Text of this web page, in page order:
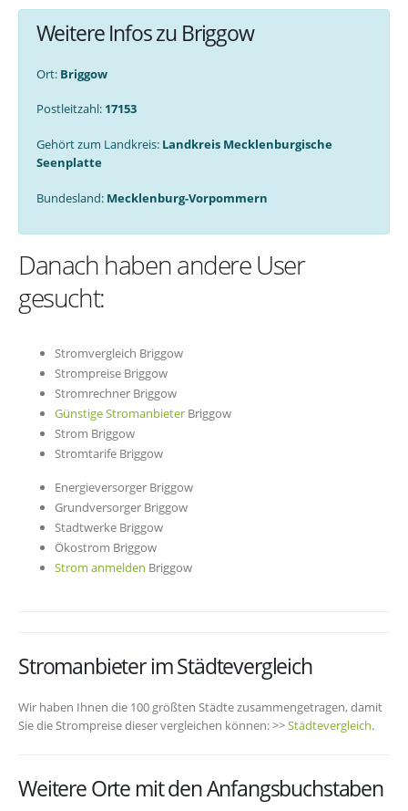
Weitere Infos zu Briggow
Ort: Briggow
Postleitzahl: 17153
Gehört zum Landkreis: Landkreis Mecklenburgische
Seenplatte
Bundesland: Mecklenburg-Vorpommern
Danach haben andere User
gesucht:
Stromvergleich Briggow
Strompreise Briggow
Stromrechner Briggow
Günstige Stromanbieter Briggow
Strom Briggow
Stromtarife Briggow
Energieversorger Briggow
Grundversorger Briggow
Stadtwerke Briggow
Ökostrom Briggow
Strom anmelden Briggow
Stromanbieter im Städtevergleich
Wir haben Ihnen die 100 größten Städte zusammengetragen, damit
Sie die Strompreise dieser vergleichen können: >>Städtevergleich.
Weitere Orte mit den Anfangsbuchstaben